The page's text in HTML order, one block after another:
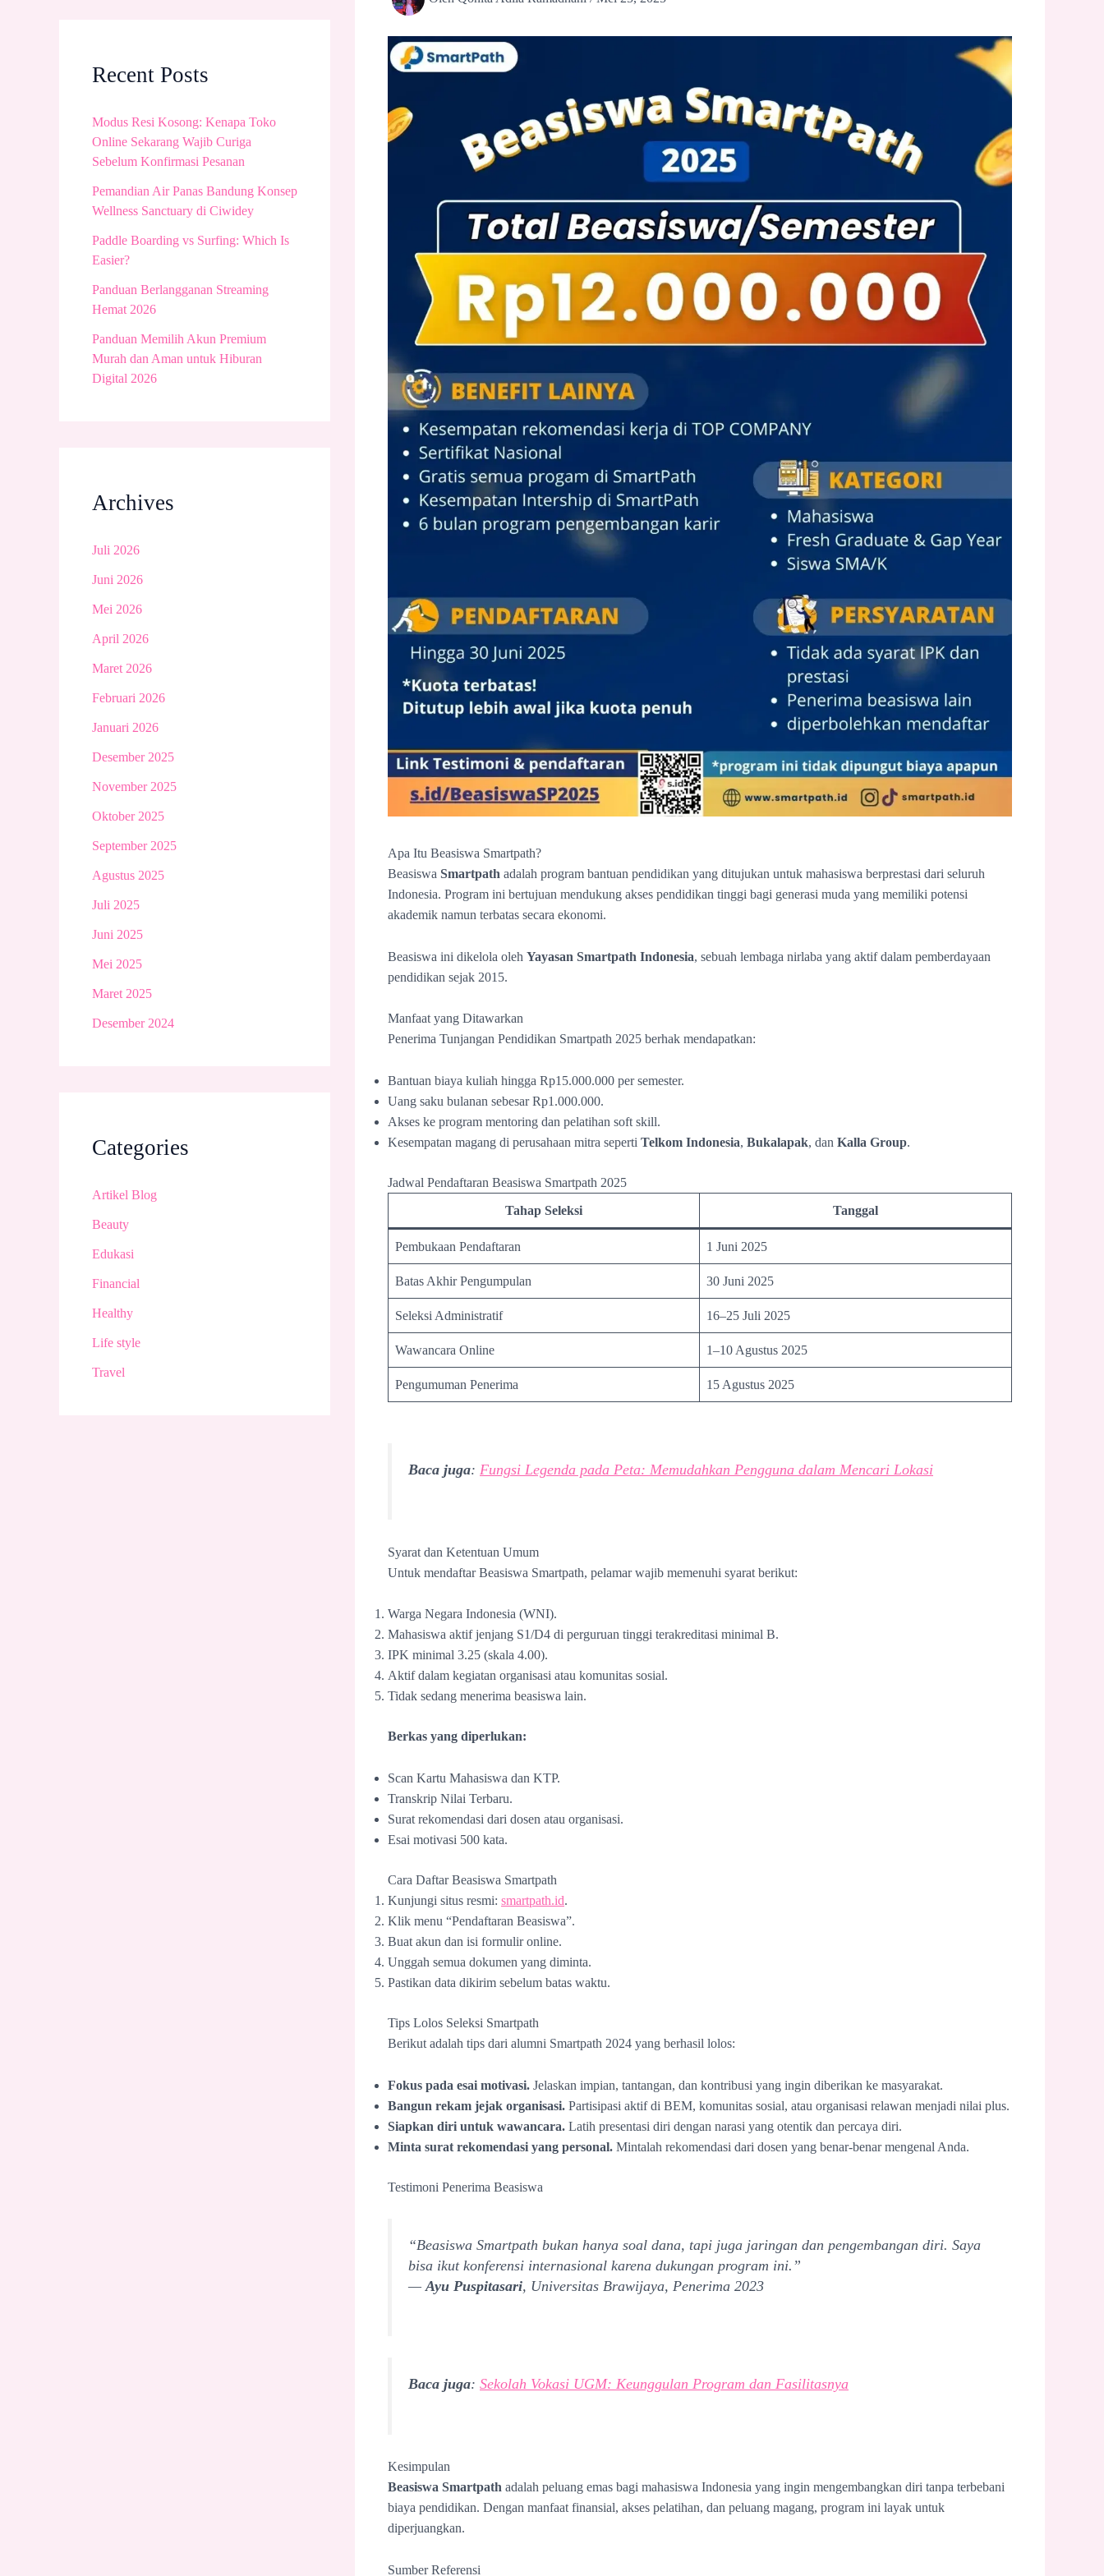
Recent Posts
Modus Resi Kosong: Kenapa Toko
Online Sekarang Wajib Curiga
Sebelum Konfirmasi Pesanan
Pemandian Air Panas Bandung Konsep
Wellness Sanctuary di Ciwidey
Paddle Boarding vs Surfing: Which Is
Easier?
Panduan Berlangganan Streaming
Hemat 2026
Panduan Memilih Akun Premium
Murah dan Aman untuk Hiburan
Digital 2026
Archives
Juli 2026
Juni 2026
Mei 2026
April 2026
Maret 2026
Februari 2026
Januari 2026
Desember 2025
November 2025
Oktober 2025
September 2025
Agustus 2025
Juli 2025
Juni 2025
Mei 2025
Maret 2025
Desember 2024
Categories
Artikel Blog
Beauty
Edukasi
Financial
Healthy
Life style
Travel
Apa Itu Beasiswa Smartpath?
Beasiswa Smartpath adalah program bantuan pendidikan yang ditujukan untuk mahasiswa berprestasi dari seluruh
Indonesia. Program ini bertujuan mendukung akses pendidikan tinggi bagi generasi muda yang memiliki potensi
akademik namun terbatas secara ekonomi.
Beasiswa ini dikelola oleh Yayasan Smartpath Indonesia, sebuah lembaga nirlaba yang aktif dalam pemberdayaan
pendidikan sejak 2015.
Manfaat yang Ditawarkan
Penerima Tunjangan Pendidikan Smartpath 2025 berhak mendapatkan:
Bantuan biaya kuliah hingga Rp15.000.000 per semester.
Uang saku bulanan sebesar Rp1.000.000.
Akses ke program mentoring dan pelatihan soft skill.
Kesempatan magang di perusahaan mitra seperti Telkom Indonesia, Bukalapak, dan Kalla Group.
Jadwal Pendaftaran Beasiswa Smartpath 2025
Tahap Seleksi
Tanggal
Pembukaan Pendaftaran 1 Juni 2025
Batas Akhir Pengumpulan 30 Juni 2025
Seleksi Administratif 16–25 Juli 2025
Wawancara Online 1–10 Agustus 2025
Pengumuman Penerima 15 Agustus 2025
Baca juga: Fungsi Legenda pada Peta: Memudahkan Pengguna dalam Mencari Lokasi
Syarat dan Ketentuan Umum
Untuk mendaftar Beasiswa Smartpath, pelamar wajib memenuhi syarat berikut:
Warga Negara Indonesia (WNI).
Mahasiswa aktif jenjang S1/D4 di perguruan tinggi terakreditasi minimal B.
IPK minimal 3.25 (skala 4.00).
Aktif dalam kegiatan organisasi atau komunitas sosial.
Tidak sedang menerima beasiswa lain.
Berkas yang diperlukan:
Scan Kartu Mahasiswa dan KTP.
Transkrip Nilai Terbaru.
Surat rekomendasi dari dosen atau organisasi.
Esai motivasi 500 kata.
Cara Daftar Beasiswa Smartpath
Kunjungi situs resmi: smartpath.id.
Klik menu “Pendaftaran Beasiswa”.
Buat akun dan isi formulir online.
Unggah semua dokumen yang diminta.
Pastikan data dikirim sebelum batas waktu.
Tips Lolos Seleksi Smartpath
Berikut adalah tips dari alumni Smartpath 2024 yang berhasil lolos:
Fokus pada esai motivasi. Jelaskan impian, tantangan, dan kontribusi yang ingin diberikan ke masyarakat.
Bangun rekam jejak organisasi. Partisipasi aktif di BEM, komunitas sosial, atau organisasi relawan menjadi nilai plus.
Siapkan diri untuk wawancara. Latih presentasi diri dengan narasi yang otentik dan percaya diri.
Minta surat rekomendasi yang personal. Mintalah rekomendasi dari dosen yang benar-benar mengenal Anda.
Testimoni Penerima Beasiswa
“Beasiswa Smartpath bukan hanya soal dana, tapi juga jaringan dan pengembangan diri. Saya
bisa ikut konferensi internasional karena dukungan program ini.”
— Ayu Puspitasari, Universitas Brawijaya, Penerima 2023
Baca juga: Sekolah Vokasi UGM: Keunggulan Program dan Fasilitasnya
Kesimpulan
Beasiswa Smartpath adalah peluang emas bagi mahasiswa Indonesia yang ingin mengembangkan diri tanpa terbebani
biaya pendidikan. Dengan manfaat finansial, akses pelatihan, dan peluang magang, program ini layak untuk
diperjuangkan.
Sumber Referensi